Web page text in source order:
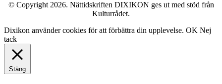
© Copyright 2026. Nättidskriften DIXIKON ges ut med stöd från
Kulturrådet.
Dixikon använder cookies för att förbättra din upplevelse. OK Nej
tack
Stäng